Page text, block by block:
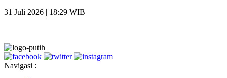
31 Juli 2026 | 18:29 WIB
Navigasi :